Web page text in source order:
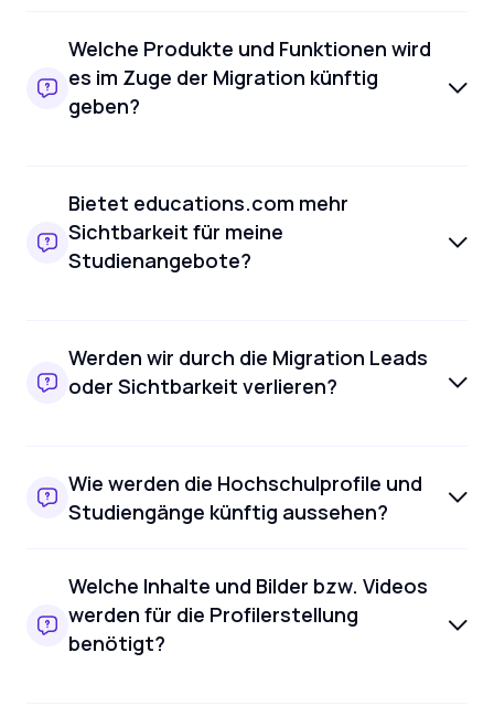
Welche Produkte und Funktionen wird
es im Zuge der Migration künftig
geben?
Bietet educations.com mehr
Sichtbarkeit für meine
Studienangebote?
Werden wir durch die Migration Leads
oder Sichtbarkeit verlieren?
Wie werden die Hochschulprofile und
Studiengänge künftig aussehen?
Welche Inhalte und Bilder bzw. Videos
werden für die Profilerstellung
benötigt?